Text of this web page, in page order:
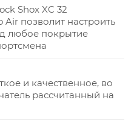
Shox XC 32
позволит настроить
любое покрытие
и качественное, во
рассчитанный на